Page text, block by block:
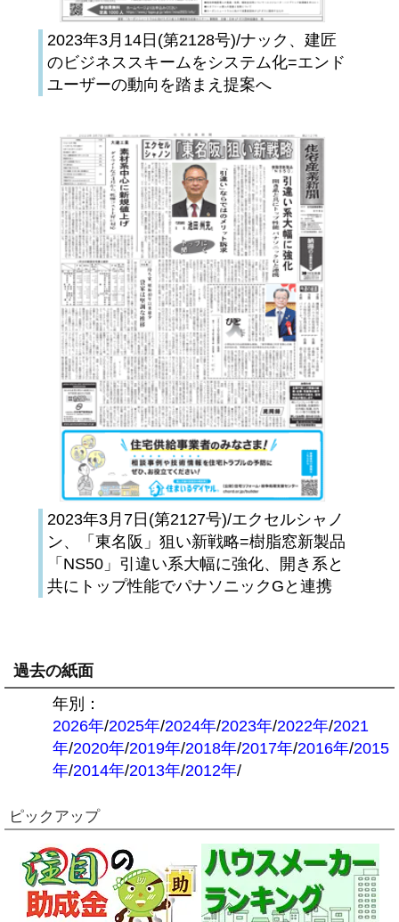
2023年3月14日(第2128号)/ナック、建匠
のビジネススキームをシステム化=エンド
ユーザーの動向を踏まえ提案へ
2023年3月7日(第2127号)/エクセルシャノ
ン、「東名阪」狙い新戦略=樹脂窓新製品
「NS50」引違い系大幅に強化、開き系と
共にトップ性能でパナソニックGと連携
過去の紙面
年別：
2026年/2025年/2024年/2023年/2022年/2021
年/2020年/2019年/2018年/2017年/2016年/2015
年/2014年/2013年/2012年/
ピックアップ